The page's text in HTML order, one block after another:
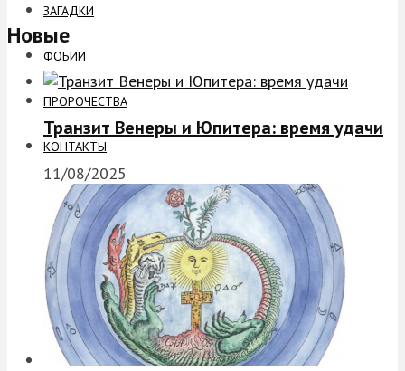
ЗАГАДКИ
ФОБИИ
ПРОРОЧЕСТВА
КОНТАКТЫ
Новые
Транзит Венеры и Юпитера: время удачи
11/08/2025